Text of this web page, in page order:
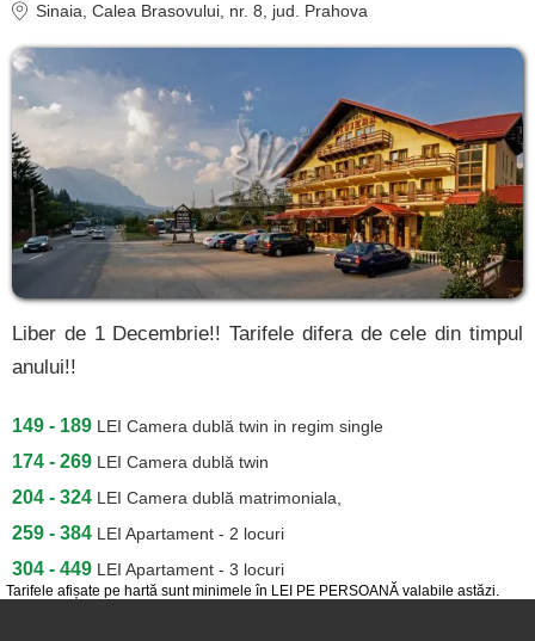
Tarifele afișate pe hartă sunt minimele în LEI PE PERSOANĂ valabile astăzi.
Sinaia , Calea Brasovului, nr. 8 , jud. Prahova
Liber de 1 Decembrie!! Tarifele difera de cele din timpul
anului!!
149 - 189 LEI Camera dublă twin in regim single
174 - 269 LEI Camera dublă twin
204 - 324 LEI Camera dublă matrimoniala,
259 - 384 LEI Apartament - 2 locuri
304 - 449 LEI Apartament - 3 locuri
Ce pot vizita în
Sinaia? »